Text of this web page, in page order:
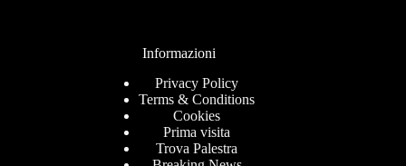
Informazioni
Privacy Policy
Terms & Conditions
Cookies
Prima visita
Trova Palestra